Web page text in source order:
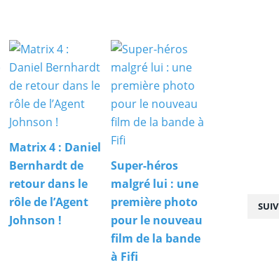
Matrix 4 : Daniel
Bernhardt de
retour dans le
rôle de l’Agent
Johnson !
Super-héros
malgré lui : une
première photo
pour le nouveau
film de la bande
à Fifi